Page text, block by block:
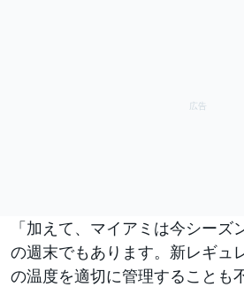
「加えて、マイアミは今シーズ
の週末でもあります。新レギュ
の温度を適切に管理することも